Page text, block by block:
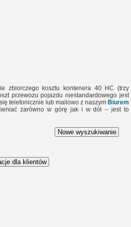
zbiorczego kosztu kontenera 40 HC (trzy
przewozu pojazdu niestandardowego jest
telefonicznie lub mailowo z naszym Biurem
zarówno w górę jak i w dół – jest to